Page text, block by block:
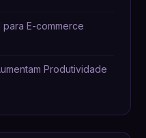
para E-commerce
Produtividade